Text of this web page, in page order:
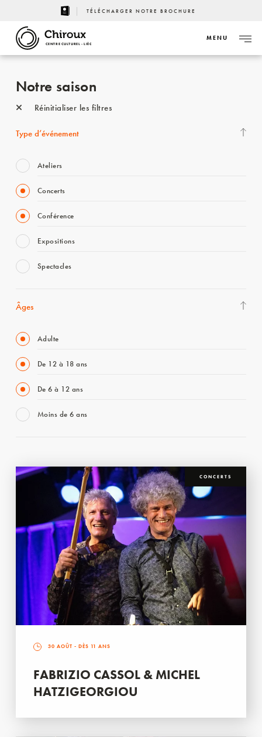
TÉLÉCHARGER NOTRE BROCHURE
CENTRE CULTUREL - LIÈGE
MENU
Notre saison
Réinitialiser les filtres
Type d’événement
Ateliers
Concerts
Conférence
Expositions
Spectacles
Âges
Adulte
De 12 à 18 ans
De 6 à 12 ans
Moins de 6 ans
CONCERTS
30 AOÛT - DÈS 11 ANS
FABRIZIO CASSOL & MICHEL
HATZIGEORGIOU